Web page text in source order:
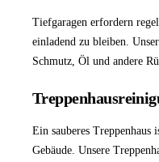
Tiefgaragen erfordern
einladend zu bleiben.
Schmutz, Öl und andere
Ein sauberes
Gebäude. Unsere